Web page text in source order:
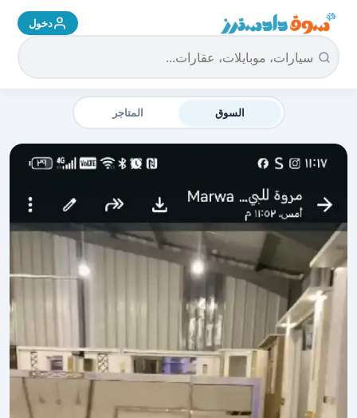
سوق دادسترز الرئيسية دخول
السوق المتاجر